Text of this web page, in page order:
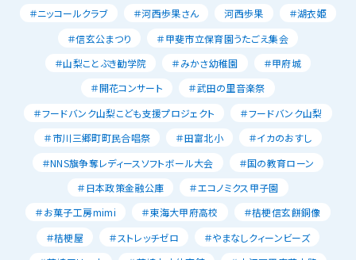
＃ニッコールクラブ
＃河西歩果さん 河西歩果
＃湖衣姫
＃信玄公まつり
＃甲斐市立保育園うたごえ集会
＃山梨ことぶき勧学院
＃みかさ幼稚園
＃甲府城
＃開花コンサート
＃武田の里音楽祭
＃フードバンク山梨こども支援プロジェクト
＃フードバンク山梨
＃市川三郷町町民合唱祭
＃田富北小
＃イカのおすし
＃NNS旗争奪レディースソフトボール大会
＃国の教育ローン
＃日本政策金融公庫
＃エコノミクス甲子園
＃お菓子工房mimi
＃東海大甲府高校
＃桔梗信玄餅銅像
＃桔梗屋
＃ストレッチゼロ
＃やまなしクィーンビーズ